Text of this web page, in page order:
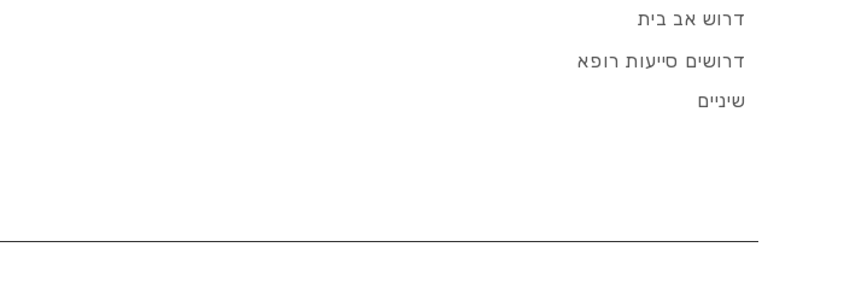
דרוש אב בית
דרושים סייעות רופא
שיניים